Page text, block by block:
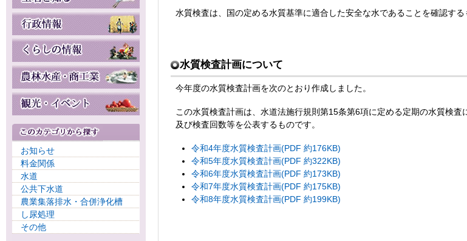
お知らせ
料金関係
水道
公共下水道
農業集落排水・合併浄化槽
し尿処理
その他
水質検査は、国の定める水質基準に適合した安全な水であることを確認する
水質検査計画について
今年度の水質検査計画を次のとおり作成しました。
この水質検査計画は、水道法施行規則第15条第6項に定める定期の水質検
及び検査回数等を公表するものです。
令和4年度水質検査計画(PDF 約176KB)
令和5年度水質検査計画(PDF 約322KB)
令和6年度水質検査計画(PDF 約173KB)
令和7年度水質検査計画(PDF 約175KB)
令和8年度水質検査計画(PDF 約199KB)